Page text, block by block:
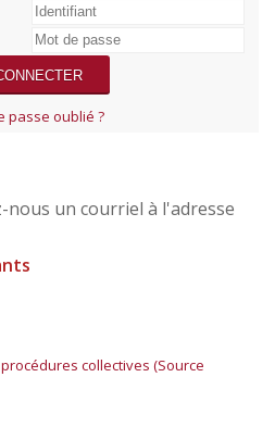
passe oublié ?
nous un courriel à l'adresse
collectives (Source